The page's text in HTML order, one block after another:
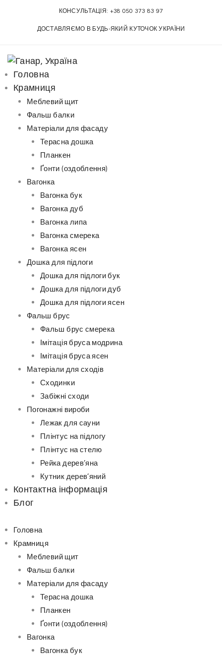
o
c
КОНСУЛЬТАЦІЯ: +38 050 373 83 97
ДОСТАВЛЯЄМО В БУДЬ-ЯКИЙ КУТОЧОК УКРАЇНИ
Головна
Крамниця
Меблевий щит
Фальш балки
Матеріали для фасаду
Терасна дошка
Планкен
Ґонти (оздоблення)
Вагонка
Вагонка бук
Вагонка дуб
Вагонка липа
Вагонка смерека
Вагонка ясен
Дошка для підлоги
Дошка для підлоги бук
Дошка для підлоги дуб
Дошка для підлоги ясен
Фальш брус
Фальш брус смерека
Імітація бруса модрина
Імітація бруса ясен
Матеріали для сходів
Сходинки
Забіжні сходи
Погонажні вироби
Лежак для сауни
Плінтус на підлогу
Плінтус на стелю
Рейка дерев’яна
Кутник дерев’яний
Контактна інформація
Блог
Головна
Крамниця
Меблевий щит
Фальш балки
Матеріали для фасаду
Терасна дошка
Планкен
Ґонти (оздоблення)
Вагонка
Вагонка бук